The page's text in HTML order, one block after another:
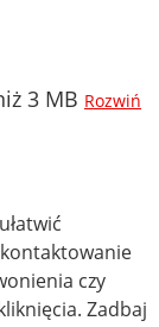
3 MB Rozwiń
czy
Zadbaj